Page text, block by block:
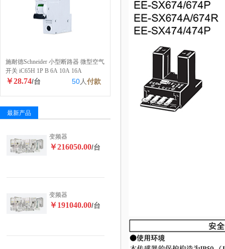
施耐德Schneider 小型断路器 微型空气
开关 iC65H 1P B 6A 10A 16A
￥28.74/台 50人付款
最新产品
变频器
￥216050.00/台
变频器
￥191040.00/台